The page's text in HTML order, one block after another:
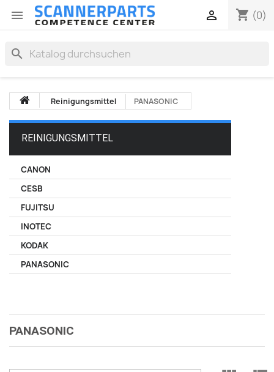
 shopping_cart (0)

search
Reinigungsmittel PANASONIC
REINIGUNGSMITTEL
CANON
CESB
FUJITSU
INOTEC
KODAK
PANASONIC
PANASONIC